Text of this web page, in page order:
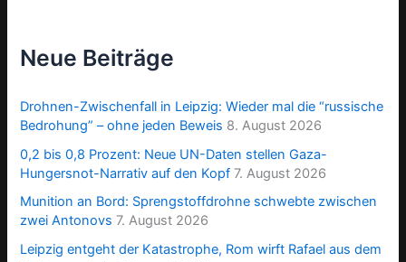
Neue Beiträge
Drohnen-Zwischenfall in Leipzig: Wieder mal die “russische
Bedrohung” – ohne jeden Beweis 8. August 2026
0,2 bis 0,8 Prozent: Neue UN-Daten stellen Gaza-
Hungersnot-Narrativ auf den Kopf 7. August 2026
Munition an Bord: Sprengstoffdrohne schwebte zwischen
zwei Antonovs 7. August 2026
Leipzig entgeht der Katastrophe, Rom wirft Rafael aus dem